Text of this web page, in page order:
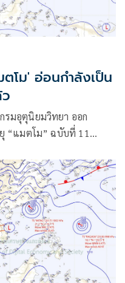
ตโม' อ่อนกำลังเป็น
รมอุตุนิยมวิทยา ออก
“แมตโม” ฉบับที่ 11